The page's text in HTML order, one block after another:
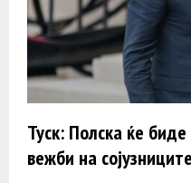
Туск: Полска ќе
вежби на